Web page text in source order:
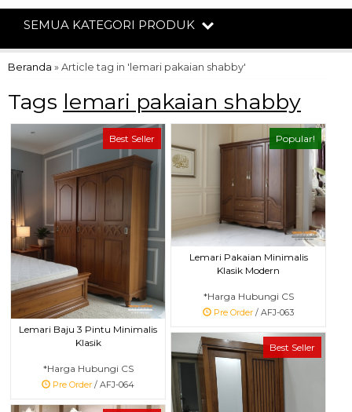
SEMUA KATEGORI PRODUK
Beranda » Article tag in 'lemari pakaian shabby'
Tags lemari pakaian shabby
Best Seller
Lemari Baju 3 Pintu Minimalis
Klasik
*Harga Hubungi CS
Pre Order / AFJ-064
Popular!
Lemari Pakaian Minimalis
Klasik Modern
*Harga Hubungi CS
Pre Order / AFJ-063
Best Seller